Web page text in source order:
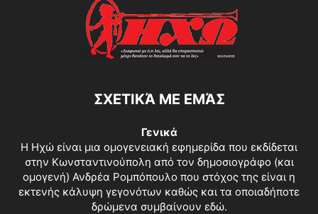
ΣΧΕΤΙΚΆ ΜΕ ΕΜΆΣ
Γενικά
Η Ηχώ είναι μια ομογενειακή εφημερίδα που εκδίδεται
στην Κωνσταντινούπολη από τον δημοσιογράφο (και
ομογενή) Ανδρέα Ρομπόπουλο που στόχος της είναι η
εκτενής κάλυψη γεγονότων καθώς και τα οποιαδήποτε
δρώμενα συμβαίνουν εδώ.